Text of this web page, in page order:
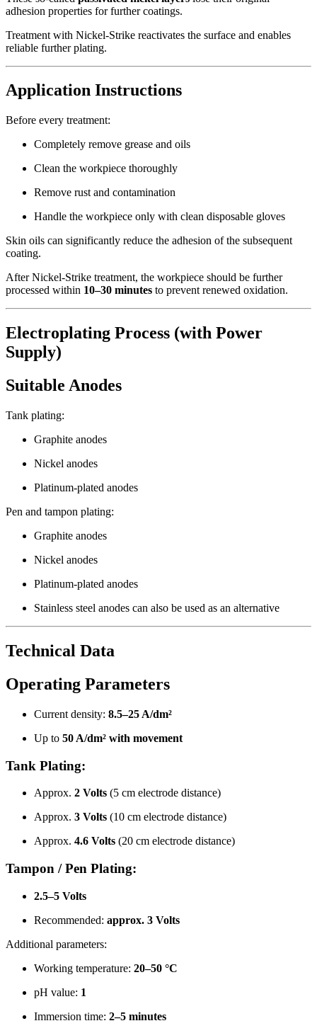
adhesion properties for further coatings.
Treatment with Nickel-Strike reactivates the surface and enables
reliable further plating.
Application Instructions
Before every treatment:
Completely remove grease and oils
Clean the workpiece thoroughly
Remove rust and contamination
Handle the workpiece only with clean disposable gloves
Skin oils can significantly reduce the adhesion of the subsequent
coating.
After Nickel-Strike treatment, the workpiece should be further
processed within 10–30 minutes to prevent renewed oxidation.
Electroplating Process (with Power
Supply)
Suitable Anodes
Tank plating:
Graphite anodes
Nickel anodes
Platinum-plated anodes
Pen and tampon plating:
Graphite anodes
Nickel anodes
Platinum-plated anodes
Stainless steel anodes can also be used as an alternative
Technical Data
Operating Parameters
Current density: 8.5–25 A/dm²
Up to 50 A/dm² with movement
Tank Plating:
Approx. 2 Volts (5 cm electrode distance)
Approx. 3 Volts (10 cm electrode distance)
Approx. 4.6 Volts (20 cm electrode distance)
Tampon / Pen Plating:
2.5–5 Volts
Recommended: approx. 3 Volts
Additional parameters:
Working temperature: 20–50 °C
pH value: 1
Immersion time: 2–5 minutes